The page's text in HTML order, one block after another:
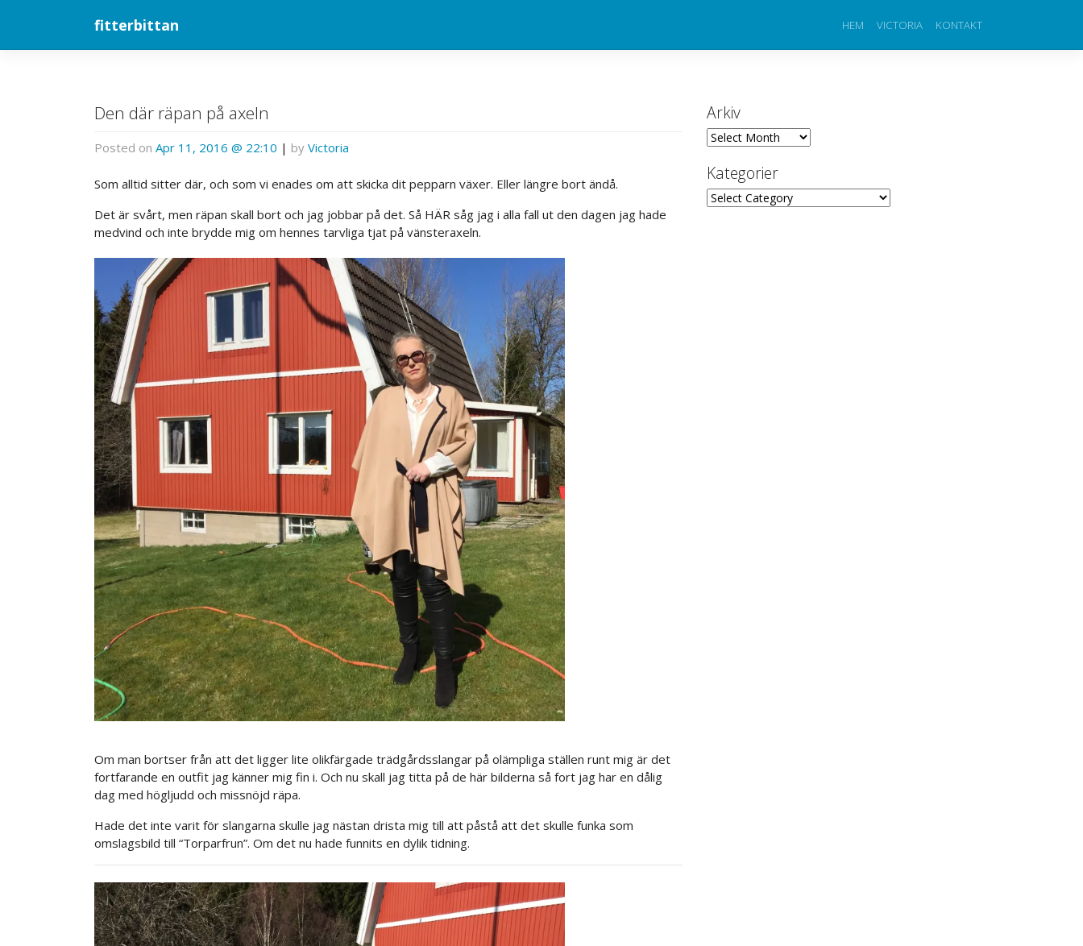
fitterbittan HEM VICTORIA KONTAKT
Den där räpan på axeln
Posted on Apr 11, 2016 @ 22:10 | by Victoria
Som alltid sitter där, och som vi enades om att skicka dit pepparn växer. Eller längre bort ändå.
Det är svårt, men räpan skall bort och jag jobbar på det. Så HÄR såg jag i alla fall ut den dagen jag hade
medvind och inte brydde mig om hennes tarvliga tjat på vänsteraxeln.
Om man bortser från att det ligger lite olikfärgade trädgårdsslangar på olämpliga ställen runt mig är det
fortfarande en outfit jag känner mig fin i. Och nu skall jag titta på de här bilderna så fort jag har en dålig
dag med högljudd och missnöjd räpa.
Hade det inte varit för slangarna skulle jag nästan drista mig till att påstå att det skulle funka som
omslagsbild till “Torparfrun”. Om det nu hade funnits en dylik tidning.
Arkiv
Arkiv
Kategorier
Kategorier